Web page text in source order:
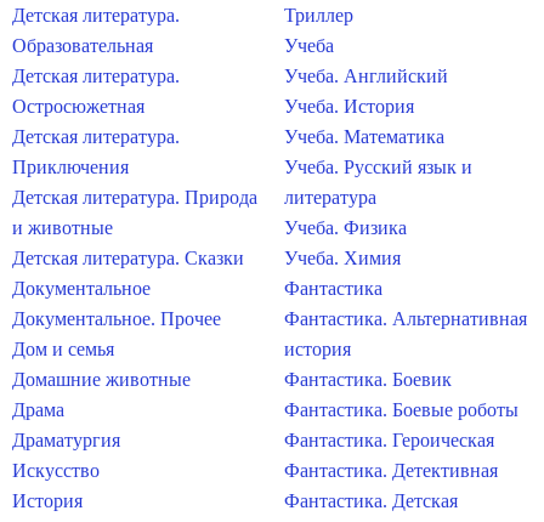
Детская литература.
Образовательная
Детская литература.
Остросюжетная
Детская литература.
Приключения
Детская литература. Природа
и животные
Детская литература. Сказки
Документальное
Документальное. Прочее
Дом и семья
Домашние животные
Драма
Драматургия
Искусство
История
Триллер
Учеба
Учеба. Английский
Учеба. История
Учеба. Математика
Учеба. Русский язык и
литература
Учеба. Физика
Учеба. Химия
Фантастика
Фантастика. Альтернативная
история
Фантастика. Боевик
Фантастика. Боевые роботы
Фантастика. Героическая
Фантастика. Детективная
Фантастика. Детская